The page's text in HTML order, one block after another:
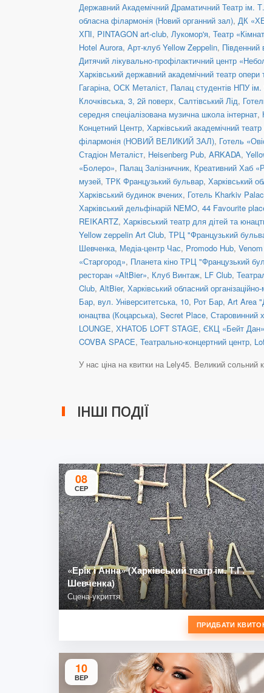
Державний Академічний Драматичний Театр ім.
обласна філармонія (Новий органний зал), ДК
ХПІ, PINTAGON art-club, Лукомор'я, Театр
Hotel Aurora, Арт-клуб Yellow Zeppelin, Південний
Дитячий лікувально-профілактичний центр
Харківський державний академічний театр
Гагаріна, ОСК Металіст, Палац студентів НПУ
Клочківська, 3, 2й поверх, Салтівський Лід,
середня спеціалізована музична школа інтернат,
Концетний Центр, Харківський академічний
філармонія (НОВИЙ ВЕЛИКИЙ ЗАЛ), Готель
Стадіон Металіст, Heisenberg Pub, ARKADA,
«Болеро», Палац Залізничник, Креативний Хаб
музей, ТРК Французький бульвар, Харківський
Харківський будинок вчених, Готель Kharkiv
Харківський дельфінарій NEMO, 44 Favourite
REIKARTZ, Харківський театр для дітей та
Yellow zeppelin Art Club, ТРЦ "Французький
Шевченка, Медіа-центр Час, Promodo Hub,
«Старгород», Планета кіно ТРЦ "Французький
ресторан «AltBier», Клуб Винтаж, LF Club,
Club, AltBier, Харківський обласний
Бар, вул. Університетська, 10, Рот Бар, Art Area
юнацтва (Коцарська), Secret Place, Старовинний
LOUNGE, ХНАТОБ LOFT STAGE, ЄКЦ «Бейт Дан»
COVBA SPACE, Театрально-концертний центр,
У нас ціна на квитки на Lely45. Великий
ІНШІ ПОДІЇ
08
СЕР
«Ерік і Анна» (Харківський театр ім. Т.Г.
Шевченка)
Сцена-укриття
ПРИДБАТИ
10
ВЕР